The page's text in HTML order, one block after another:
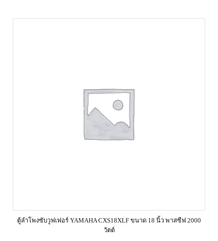
ตู้ลำโพงซับวูฟเฟอร์ YAMAHA CXS18XLF ขนาด 18 นิ้ว พาสซีฟ 2000
วัตต์